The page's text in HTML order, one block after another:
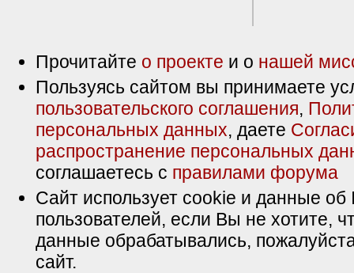
Прочитайте о проекте и о нашей
Пользуясь сайтом вы принимаете
пользовательского соглашения,
персональных данных, даете
распространение персональных
соглашаетесь с правилами форума
Сайт использует cookie и данные об
пользователей, если Вы не хотите,
данные обрабатывались,
сайт.